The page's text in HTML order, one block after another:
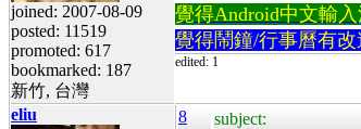
joined: 2007-08-09
posted: 11519
promoted: 617
bookmarked: 187
新竹, 台灣
覺得Android中文輸
覺得鬧鐘/行事曆有改
edited: 1
eliu 8 subject: